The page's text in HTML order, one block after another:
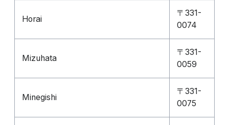
Horai
〒331-
0074
Mizuhata
〒331-
0059
Minegishi
〒331-
0075